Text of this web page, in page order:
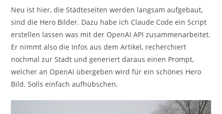
Neu ist hier, die Städteseiten werden langsam aufgebaut,
sind die Hero Bilder. Dazu habe ich Claude Code ein Script
erstellen lassen was mit der OpenAI API zusammenarbeitet.
Er nimmt also die Infos aus dem Artikel, recherchiert
nochmal zur Stadt und generiert daraus einen Prompt,
welcher an OpenAI übergeben wird für ein schönes Hero
Bild. Solls einfach aufhübschen.